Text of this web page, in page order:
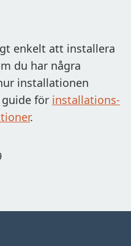
enkelt att installera
du har några
installationen
för installations-
.